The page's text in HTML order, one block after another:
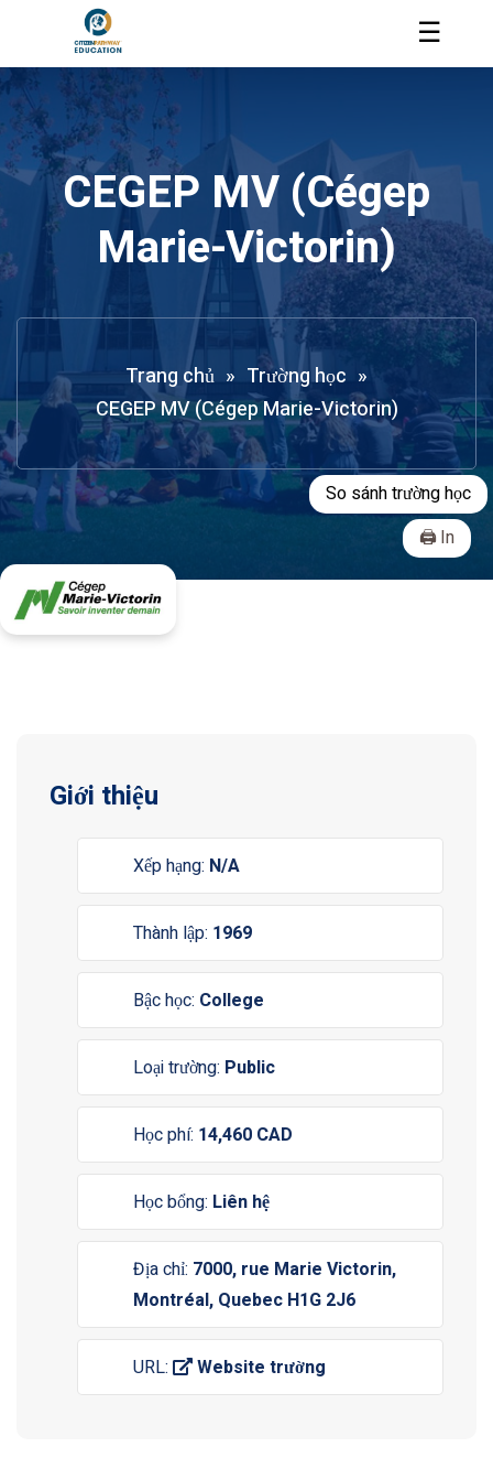
☰
CEGEP MV (Cégep
Marie-Victorin)
Trang chủ » Trường học »
CEGEP MV (Cégep Marie-Victorin)
So sánh trường học
In
Giới thiệu
Xếp hạng: N/A
Thành lập: 1969
Bậc học: College
Loại trường: Public
Học phí: 14,460 CAD
Học bổng: Liên hệ
Địa chỉ: 7000, rue Marie Victorin,
Montréal, Quebec H1G 2J6
URL: Website trường